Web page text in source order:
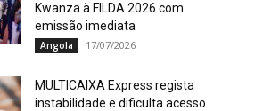
Kwanza à FILDA 2026 com
emissão imediata
Angola 17/07/2026
MULTICAIXA Express regista
instabilidade e dificulta acesso